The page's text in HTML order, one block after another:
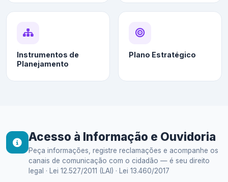
Instrumentos de
Planejamento
Plano Estratégico
Acesso à Informação e Ouvidoria
Peça informações, registre reclamações e acompanhe os
canais de comunicação com o cidadão — é seu direito
legal · Lei 12.527/2011 (LAI) · Lei 13.460/2017